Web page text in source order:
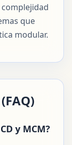
que
modular.
y MCM?